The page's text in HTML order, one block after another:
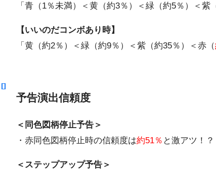
「青（1％未満）＜黄（約3％）＜緑（約5％）＜紫
【いいのだコンボあり時】
「黄（約2％）＜緑（約9％）＜紫（約35％）＜赤（
予告演出信頼度
＜同色図柄停止予告＞
・赤同色図柄停止時の信頼度は約51％ と激アツ！？
＜ステップアップ予告＞